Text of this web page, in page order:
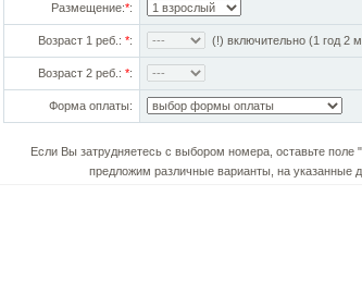
Размещение:*:
Возраст 1 реб.: *: (!) включительно (1 год 2
Возраст 2 реб.: *:
Форма оплаты:
Если Вы затрудняетесь с выбором номера, оставьте
предложим различные варианты, на указанные